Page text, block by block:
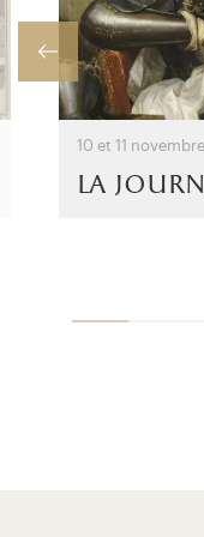
10 et 11
la